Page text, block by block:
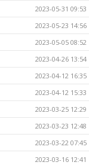
2023-05-31 09:53
2023-05-23 14:56
2023-05-05 08:52
2023-04-26 13:54
2023-04-12 16:35
2023-04-12 15:33
2023-03-25 12:29
2023-03-23 12:48
2023-03-22 07:45
2023-03-16 12:41